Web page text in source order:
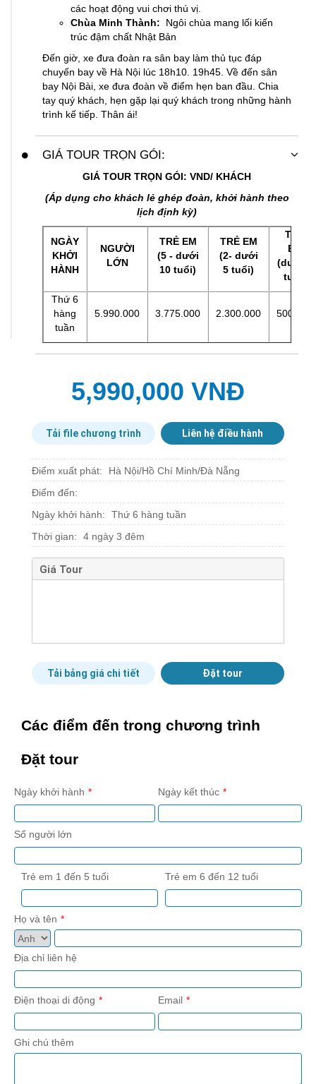
các hoạt động vui chơi thú vị.
Chùa Minh Thành: Ngôi chùa mang lối kiến
trúc đậm chất Nhật Bản
Đến giờ, xe đưa đoàn ra sân bay làm thủ tục đáp
chuyến bay về Hà Nội lúc 18h10. 19h45. Về đến sân
bay Nội Bài, xe đưa đoàn về điểm hẹn ban đầu. Chia
tay quý khách, hẹn gặp lại quý khách trong những hành
trình kế tiếp. Thân ái!
GIÁ TOUR TRỌN GÓI:
GIÁ TOUR TRỌN GÓI: VND/ KHÁCH
(Áp dụng cho khách lẻ ghép đoàn, khởi hành theo
lịch định kỳ)
NGÀY
KHỞI
HÀNH
NGƯỜI
LỚN
TRẺ EM
(5 - dưới
10 tuổi)
TRẺ EM
(2- dưới
5 tuổi)
TRẺ
EM
(dưới 2
tuổi)
Thứ 6
hàng
tuần
5.990.000 3.775.000 2.300.000 500.000
5,990,000 VNĐ
Tải file chương trình Liên hệ điều hành
Điểm xuất phát:
Hà Nội/Hồ Chí Minh/Đà Nẵng
Điểm đến:
Ngày khởi hành:
Thứ 6 hàng tuần
Thời gian:
4 ngày 3 đêm
Giá Tour
Tải bảng giá chi tiết Đặt tour
Các điểm đến trong chương trình
Đặt tour
Ngày khởi hành Ngày kết thúc
Số người lớn
Trẻ em 1 đến 5 tuổi Trẻ em 6 đến 12 tuổi
Họ và tên
Địa chỉ liên hệ
Điện thoại di động Email
Ghi chú thêm